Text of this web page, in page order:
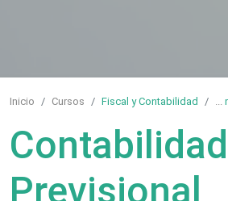
Inicio Cursos Fiscal y Contabilidad
Contabilidad
Previsional